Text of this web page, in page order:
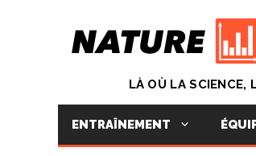
LÀ OÙ LA SCIENCE,
ENTRAÎNEMENT